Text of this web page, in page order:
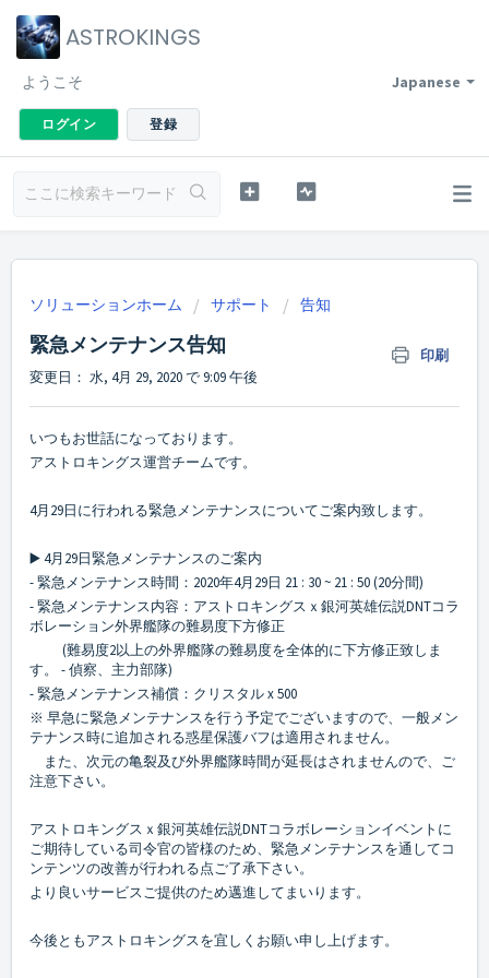
ASTROKINGS
Japanese
ようこそ
ログイン 登録
ソリューションホーム サポート 告知
緊急メンテナンス告知 印刷
変更日： 水, 4月 29, 2020 で 9:09 午後
いつもお世話になっております。
アストロキングス運営チームです。
4月29日に行われる緊急メンテナンスについてご案内致します。
▶️ 4月29日緊急メンテナンスのご案内
- 緊急メンテナンス時間：2020年4月29日 21 : 30 ~ 21 : 50 (20分間)
- 緊急メンテナンス内容：アストロキングスｘ銀河英雄伝説DNTコラ
ボレーション外界艦隊の難易度下方修正
(難易度2以上の外界艦隊の難易度を全体的に下方修正致しま
す。 - 偵察、主力部隊)
- 緊急メンテナンス補償：クリスタル x 500
※ 早急に緊急メンテナンスを行う予定でございますので、一般メン
テナンス時に追加される惑星保護バフは適用されません。
また、次元の亀裂及び外界艦隊時間が延長はされませんので、ご
注意下さい。
アストロキングスｘ銀河英雄伝説DNTコラボレーションイベントに
ご期待している司令官の皆様のため、緊急メンテナンスを通してコ
ンテンツの改善が行われる点ご了承下さい。
より良いサービスご提供のため邁進してまいります。
今後ともアストロキングスを宜しくお願い申し上げます。